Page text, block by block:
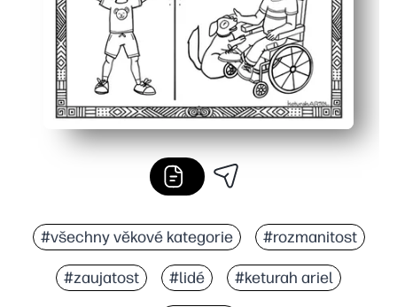
#všechny věkové kategorie #rozmanitost
#zaujatost #lidé #keturah ariel